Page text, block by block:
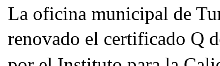
La oficina municipal de
renovado el certificado Q